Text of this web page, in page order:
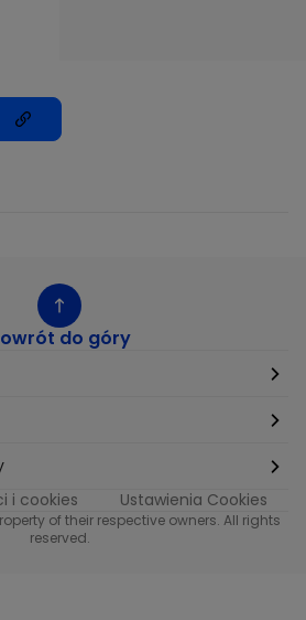
do góry
programu METRO
i cookies Ustawienia Cookies
of their respective owners. All rights
reserved.